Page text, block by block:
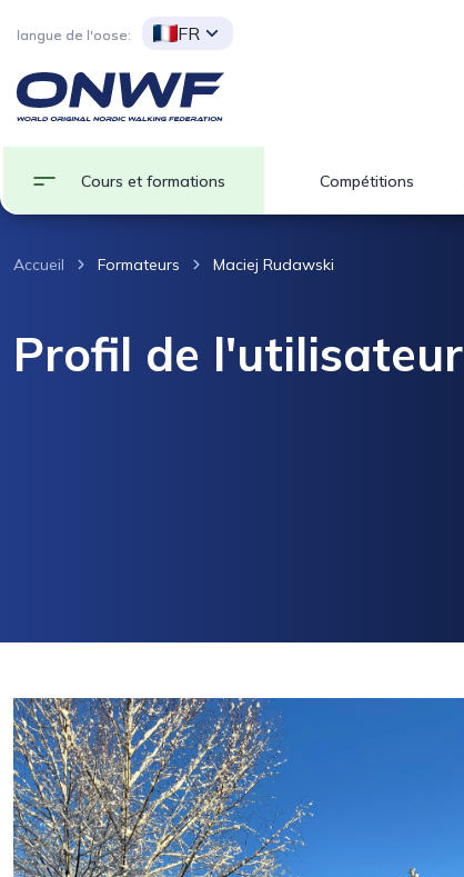
langue de l'oose: FR
Cours et formations Compétitions
Accueil Formateurs Maciej Rudawski
Profil de l'utilisateur